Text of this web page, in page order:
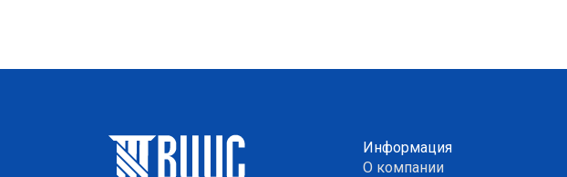
Информация
О компании